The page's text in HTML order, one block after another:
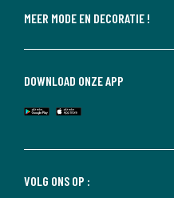
MEER MODE EN DECORATIE !
VOLG ONS OP :
DOWNLOAD ONZE APP